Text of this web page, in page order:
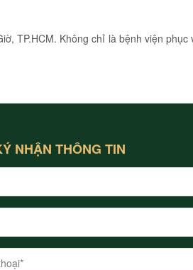
TP.HCM. Không chỉ là bệnh viện phục
NHẬN THÔNG TIN